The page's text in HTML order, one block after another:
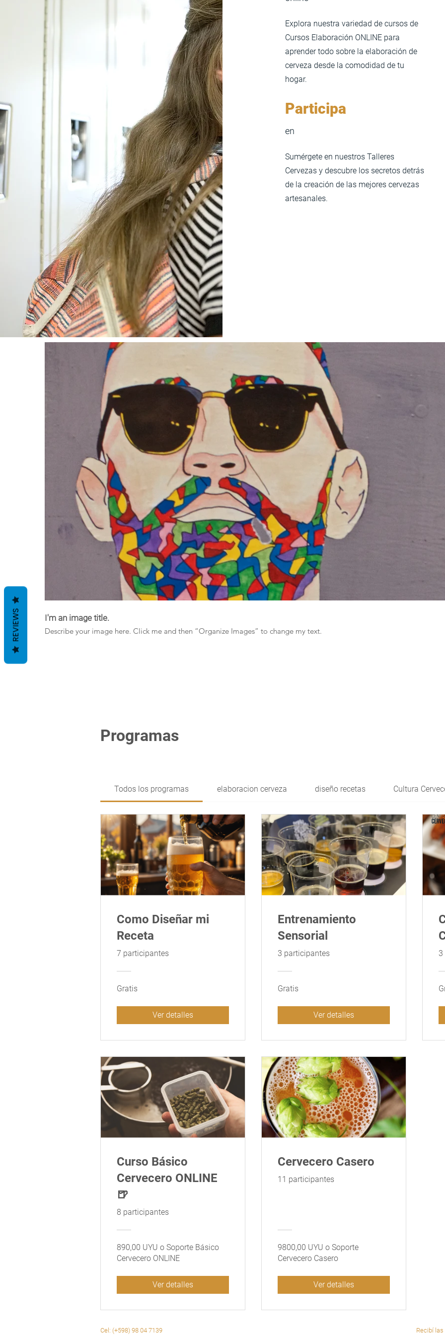
Explora nuestra variedad de cursos de
Cursos Elaboración ONLINE para
aprender todo sobre la elaboración de
cerveza desde la comodidad de tu
hogar.
Participa
en
Sumérgete en nuestros Talleres
Cervezas y descubre los secretos detrás
de la creación de las mejores cervezas
artesanales.
I'm an image title.
Describe your image here. Click me and then “Organize Images” to change my text.
Programas
Todos los programas elaboracion cerveza diseño recetas Cultura
Como Diseñar mi
Receta
7 participantes
Gratis
Ver detalles
Entrenamiento
Sensorial
3 participantes
Gratis
Ver detalles
3
Curso Básico
Cervecero ONLINE
🍺
8 participantes
890,00 UYU o Soporte Básico
Cervecero ONLINE
Ver detalles
Cervecero Casero
11 participantes
9800,00 UYU o Soporte
Cervecero Casero
Ver detalles
Cel: (+598) 98 04 7139 Recibí las
REVIEWS